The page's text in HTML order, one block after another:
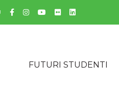
Facebook
Instagram
YouTube
Flickr
FUTURI STUDENTI